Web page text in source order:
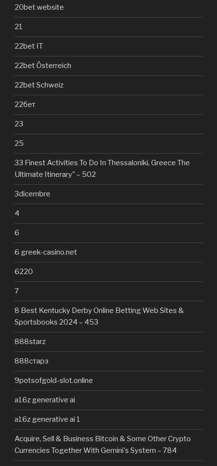
20bet website
21
22bet IT
22bet Österreich
22bet Schweiz
22бет
23
25
33 Finest Activities To Do In Thessaloniki, Greece The
Ultimate Itinerary" – 502
3dicembre
4
6
6 greek-casino.net
6220
7
8 Best Kentucky Derby Online Betting Web Sites &
Sportsbooks 2024 – 453
888starz
888старз
9potsofgold-slot.online
a16z generative ai
a16z generative ai 1
Acquire, Sell & Business Bitcoin & Some Other Crypto
Currencies Together With Gemini's System – 784